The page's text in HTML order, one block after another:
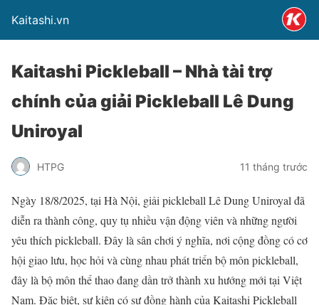
Kaitashi.vn
Kaitashi Pickleball – Nhà tài trợ
chính của giải Pickleball Lê Dung
Uniroyal
HTPG 11 tháng trước
Ngày 18/8/2025, tại Hà Nội, giải pickleball Lê Dung Uniroyal đã
diễn ra thành công, quy tụ nhiều vận động viên và những người
yêu thích pickleball. Đây là sân chơi ý nghĩa, nơi cộng đồng có cơ
hội giao lưu, học hỏi và cùng nhau phát triển bộ môn pickleball,
đây là bộ môn thể thao đang dần trở thành xu hướng mới tại Việt
Nam. Đặc biệt, sự kiện có sự đồng hành của Kaitashi Pickleball